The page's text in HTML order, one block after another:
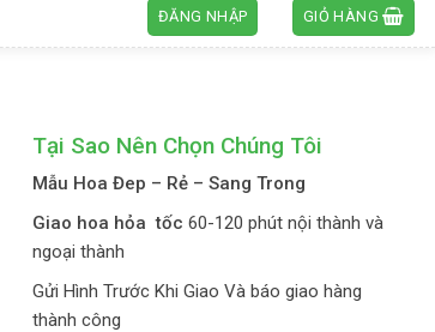
ĐĂNG NHẬP GIỎ HÀNG
Tại Sao Nên Chọn Chúng Tôi
Mẫu Hoa Đep – Rẻ – Sang Trong
Giao hoa hỏa tốc 60-120 phút nội thành và
ngoại thành
Gửi Hình Trước Khi Giao Và báo giao hàng
thành công